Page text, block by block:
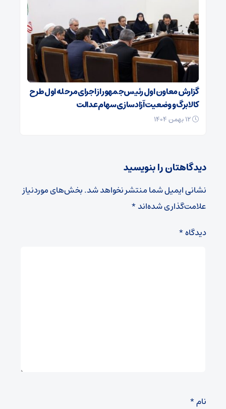
گزارش معاون اول رئیس‌جمهور از اجرای مرحله اول طرح
کالابرگ و وضعیت آزادسازی سهام عدالت
دیدگاهتان را بنویسید
نشانی ایمیل شما منتشر نخواهد شد.بخش‌های موردنیاز
علامت‌گذاری شده‌اند*
دیدگاه*
نام*